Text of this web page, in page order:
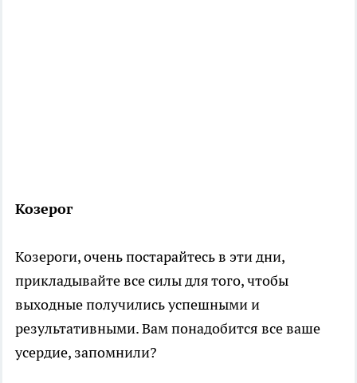
Козерог
Козероги, очень постарайтесь в эти дни,
прикладывайте все силы для того, чтобы
выходные получились успешными и
результативными. Вам понадобится все ваше
усердие, запомнили?